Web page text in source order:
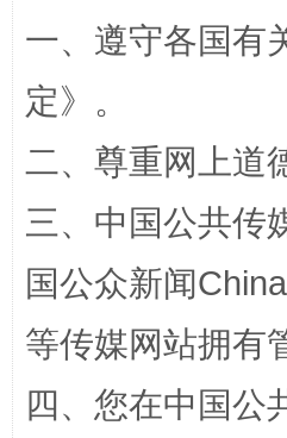
阿坝州三大球赛在茂县开
一、遵守各国有
定》。
二、尊重网上道
三、中国公共传
国公众新闻
等传媒网站拥有
四、您在中国公